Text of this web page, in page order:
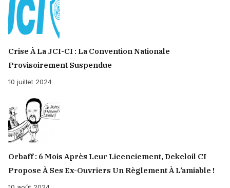
Crise À La JCI-CI : La Convention Nationale
Provisoirement Suspendue
10 juillet 2024
Orbaff : 6 Mois Après Leur Licenciement, Dekeloil CI
Propose À Ses Ex-Ouvriers Un Règlement À L’amiable !